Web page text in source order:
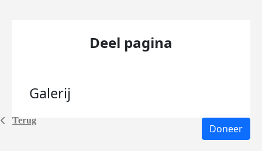
Terug
Deel pagina
Galerij
Doneer